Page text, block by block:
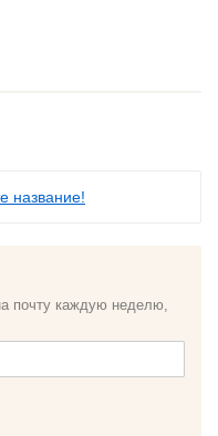
название!
почту каждую неделю,